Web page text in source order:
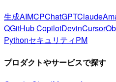
生成AIMCPChatGPTClaude
QGitHub CopilotDevinCursor
PythonセキュリティPM
プロダクトやサービスで探す